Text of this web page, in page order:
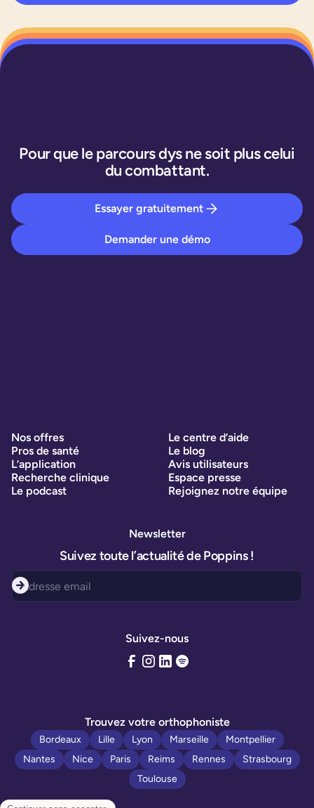
Pour que le parcours dys ne soit plus celui
du combattant.
Essayer gratuitement
Demander une démo
Nos offres
Pros de santé
L’application
Recherche clinique
Le podcast
Le centre d’aide
Le blog
Avis utilisateurs
Espace presse
Rejoignez notre équipe
Suivez-nous
Newsletter
Suivez toute l’actualité de Poppins !
Trouvez votre orthophoniste
Bordeaux Lille Lyon Marseille
Montpellier
Nantes
Nice Paris Reims Rennes
Strasbourg
Toulouse